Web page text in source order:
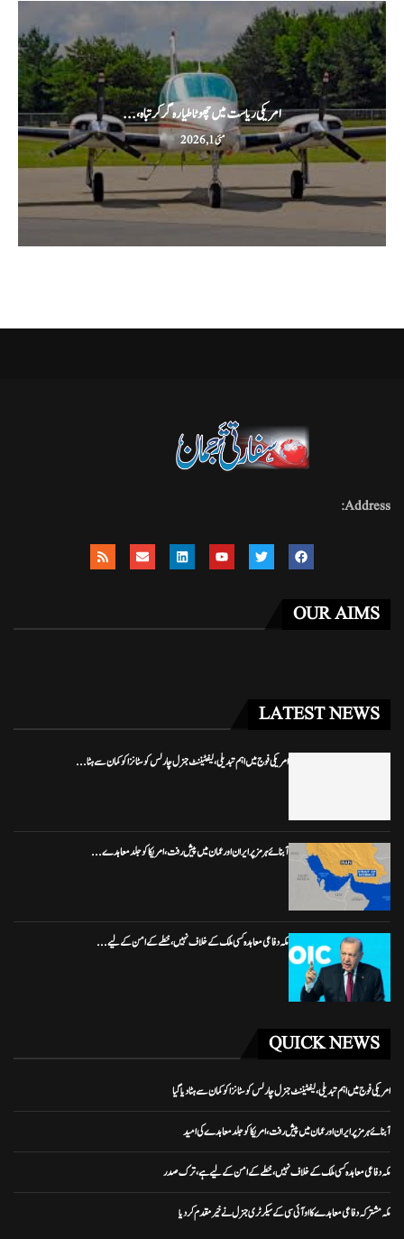
امریکی ریاست میں چھوٹا طیارہ گر کر تباہ،...
مئی 1, 2026
Address:
OUR AIMS
LATEST NEWS
امریکی فوج میں اہم تبدیلی، لیفٹیننٹ جنرل چارلس کوسٹانزا کو کمان سے ہٹا...
آبنائے ہرمز پر ایران اور عمان میں پیش رفت، امریکا کو جلد معاہدے...
مکہ دفاعی معاہدہ کسی ملک کے خلاف نہیں، خطے کے امن کے لیے...
QUICK NEWS
امریکی فوج میں اہم تبدیلی، لیفٹیننٹ جنرل چارلس کوسٹانزا کو کمان سے ہٹا دیا گیا
آبنائے ہرمز پر ایران اور عمان میں پیش رفت، امریکا کو جلد معاہدے کی امید
مکہ دفاعی معاہدہ کسی ملک کے خلاف نہیں، خطے کے امن کے لیے ہے، ترک صدر
مکہ مشترکہ دفاعی معاہدے کا او آئی سی کے سیکرٹری جنرل نے خیرمقدم کردیا